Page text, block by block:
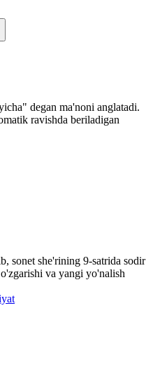
degan ma'noni anglatadi.
ravishda beriladigan
sonet she'rining 9-satrida sodir
va yangi yo'nalish